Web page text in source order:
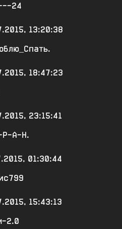
24
13:20:38
18:47:23
23:15:41
А-Н.
01:30:44
15:43:13
2.0